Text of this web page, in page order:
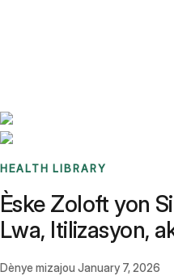
HEALTH LIBRARY
Èske Zoloft yon
Lwa, Itilizasyon,
Dènye mizajou January 7, 2026